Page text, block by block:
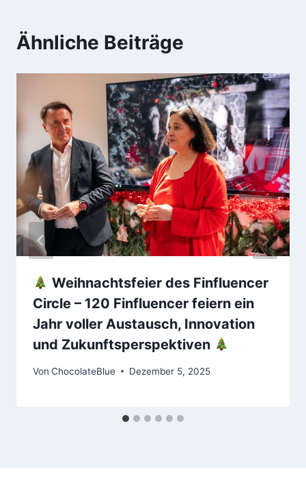
Ähnliche Beiträge
Weihnachtsfeier des Finfluencer
Circle – 120 Finfluencer feiern ein
Jahr voller Austausch, Innovation
und Zukunftsperspektiven
Von ChocolateBlue Dezember 5, 2025